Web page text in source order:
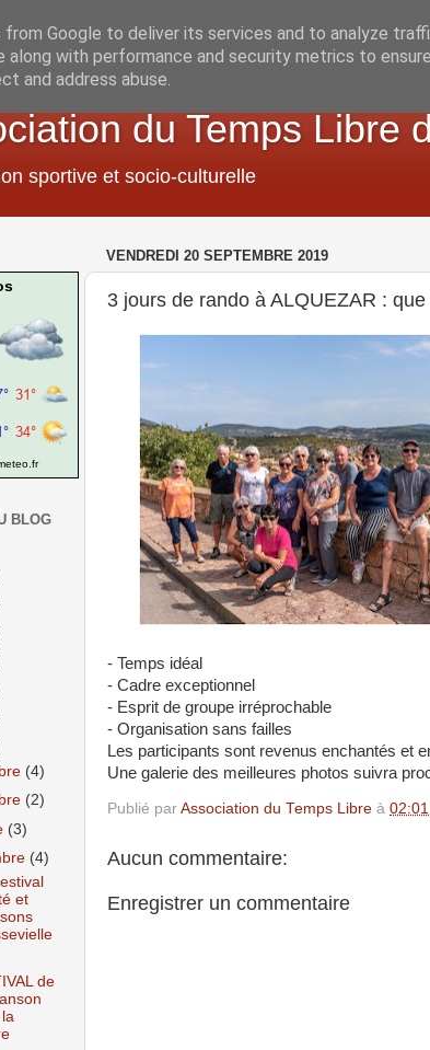
du Temps Libre
sportive et socio-culturelle
VENDREDI 20 SEPTEMBRE 2019
3 jours de rando à ALQUEZAR :
- Temps idéal
- Cadre exceptionnel
- Esprit de groupe irréprochable
- Organisation sans failles
Les participants sont revenus enchantés et
Une galerie des meilleures photos suivra
Publié par Association du Temps Libre à 02:01
Aucun commentaire:
Enregistrer un commentaire
BLOG
(4)
(2)
(3)
(4)
et
de
Google to deliver its services and to analyze
along with performance and security metrics to
and address abuse.